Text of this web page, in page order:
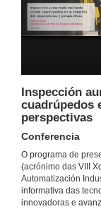
Inspección
cuadrúpedos
perspectivas
Conferencia
O programa de
(acrónimo das VIII
Automatización
informativa das
innovadoras e